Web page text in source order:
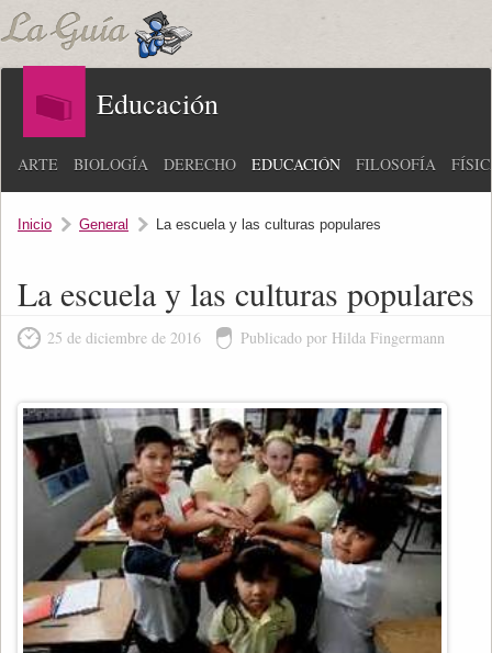
Educación
ARTE BIOLOGÍA DERECHO EDUCACIÓN FILOSOFÍA
Inicio General La escuela y las culturas populares
La escuela y las culturas populares
25 de diciembre de 2016 Publicado por Hilda Fingermann